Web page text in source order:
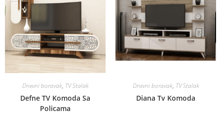
Dnevni boravak, TV Stalak
Defne TV Komoda Sa
Policama
Dnevni boravak, TV Stalak
Diana Tv Komoda